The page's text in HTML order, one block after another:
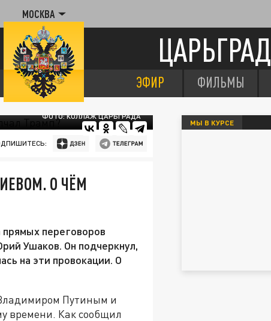
МОСКВА
ЦАРЬГРАД
ЭФИР ФИЛЬМЫ
ФОТО: КОЛЛАЖ ЦАРЬГРАДА
О ЧЁМ
прямых переговоров
Ушаков. Он подчеркнул,
на эти провокации. О
Путиным и
времени. Как сообщил
МЫ В КУРСЕ